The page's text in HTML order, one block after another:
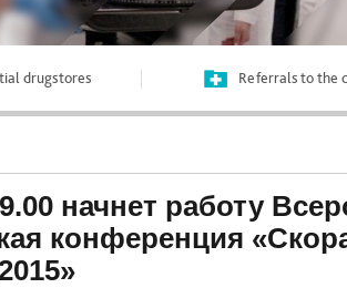
drugstores Referrals to the
начнет работу
конференция